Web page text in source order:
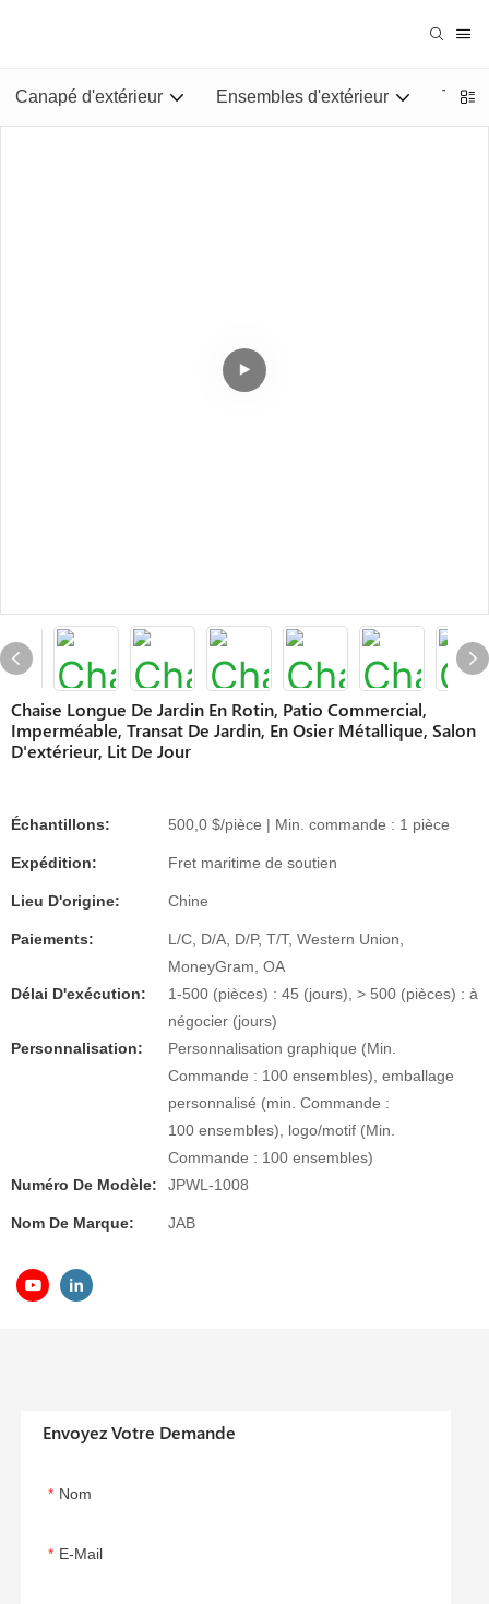
Canapé d'extérieur Ensembles d'extérieur
Chaise Longue De Jardin En Rotin, Patio Commercial,
Imperméable, Transat De Jardin, En Osier Métallique, Salon
D'extérieur, Lit De Jour
Échantillons: 500,0 $/pièce | Min. commande : 1 pièce
Expédition: Fret maritime de soutien
Lieu D'origine: Chine
Paiements:
L/C, D/A, D/P, T/T, Western Union,
MoneyGram, OA
Délai D'exécution:
1-500 (pièces) : 45 (jours), > 500 (pièces) : à
négocier (jours)
Personnalisation:
Personnalisation graphique (Min.
Commande : 100 ensembles), emballage
personnalisé (min. Commande :
100 ensembles), logo/motif (Min.
Commande : 100 ensembles)
Numéro De Modèle:
JPWL-1008
Nom De Marque: JAB
Envoyez Votre Demande
Nom
E-Mail